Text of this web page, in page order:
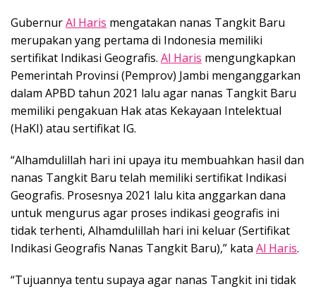
GubernurAl Haris mengatakan nanas Tangkit Baru
merupakan yang pertama di Indonesia memiliki
sertifikat Indikasi Geografis. Al Haris mengungkapkan
Pemerintah Provinsi (Pemprov) Jambi menganggarkan
dalam APBD tahun 2021 lalu agar nanas Tangkit Baru
memiliki pengakuan Hak atas Kekayaan Intelektual
(HaKI) atau sertifikat IG.
“Alhamdulillah hari ini upaya itu membuahkan hasil dan
nanas Tangkit Baru telah memiliki sertifikat Indikasi
Geografis. Prosesnya 2021 lalu kita anggarkan dana
untuk mengurus agar proses indikasi geografis ini
tidak terhenti, Alhamdulillah hari ini keluar (Sertifikat
Indikasi Geografis Nanas Tangkit Baru),” kata Al Haris.
“Tujuannya tentu supaya agar nanas Tangkit ini tidak